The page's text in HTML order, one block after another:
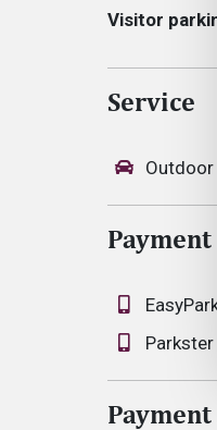
Visitor
Service
Outdoor
Payment
Parkster